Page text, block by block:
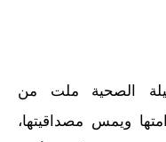
الصحية ملت من
ويمس مصداقيتها،